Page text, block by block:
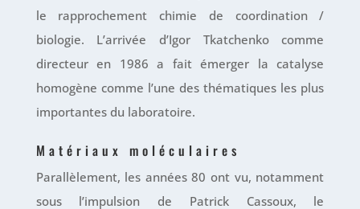
le rapprochement chimie de coordination /
biologie. L’arrivée d’Igor Tkatchenko comme
directeur en 1986 a fait émerger la catalyse
homogène comme l’une des thématiques les plus
importantes du laboratoire.
Matériaux moléculaires
Parallèlement, les années 80 ont vu, notamment
sous l’impulsion de Patrick Cassoux, le